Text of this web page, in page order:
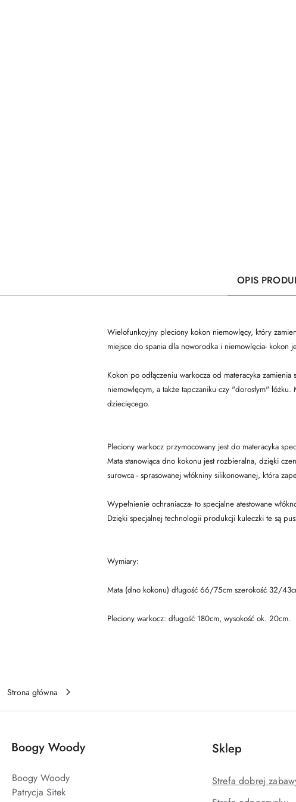
OPIS
Wielofunkcyjny pleciony kokon niemowlęcy, który
miejsce do spania dla noworodka i niemowlęcia- kokon
Kokon po odłączeniu warkocza od materacyka
niemowlęcym, a także tapczaniku czy "dorosłym"
dziecięcego.
Pleciony warkocz przymocowany jest do materacyka
Mata stanowiąca dno kokonu jest rozbieralna, dzięki
surowca - sprasowanej włókniny silikonowanej, która
Wypełnienie ochraniacza- to specjalne atestowane
Dzięki specjalnej technologii produkcji kuleczki te są
Wymiary:
Mata (dno kokonu) długość 66/75cm szerokość 32/
Pleciony warkocz: długość 180cm, wysokość ok. 20cm.
Strona główna
Boogy Woody
Patrycja Sitek
Sklep
Strefa dobrej